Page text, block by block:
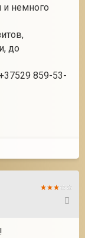
и немного
до
859-53-